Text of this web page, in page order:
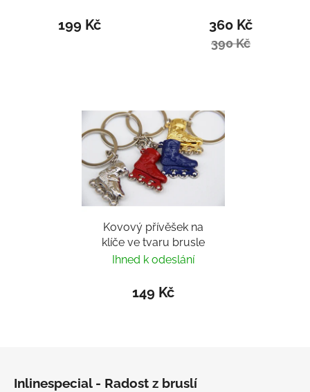
199 Kč 360 Kč
390 Kč
Kovový přívěšek na
klíče ve tvaru brusle
Ihned k odeslání
149 Kč
Inlinespecial - Radost z bruslí